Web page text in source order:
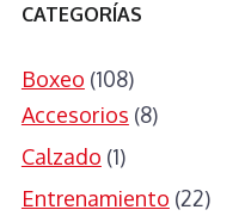
CATEGORÍAS
Boxeo (108)
Accesorios (8)
Calzado (1)
Entrenamiento (22)